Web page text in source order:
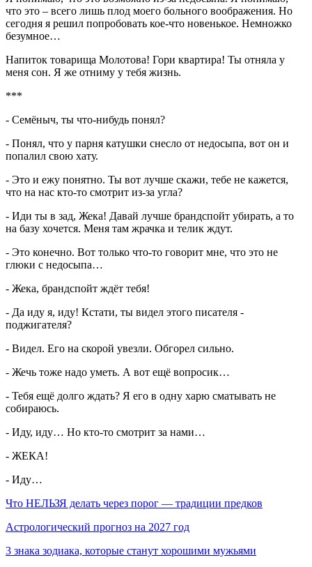
что это – всего лишь плод моего больного воображения. Но
сегодня я решил попробовать кое-что новенькое. Немножко
безумное…
Напиток товарища Молотова! Гори квартира! Ты отняла у
меня сон. Я же отниму у тебя жизнь.
***
- Семёныч, ты что-нибудь понял?
- Понял, что у парня катушки снесло от недосыпа, вот он и
попалил свою хату.
- Это и ежу понятно. Ты вот лучше скажи, тебе не кажется,
что на нас кто-то смотрит из-за угла?
- Иди ты в зад, Жека! Давай лучше брандспойт убирать, а то
на базу хочется. Меня там жрачка и телик ждут.
- Это конечно. Вот только что-то говорит мне, что это не
глюки с недосыпа…
- Жека, брандспойт ждёт тебя!
- Да иду я, иду! Кстати, ты видел этого писателя -
поджигателя?
- Видел. Его на скорой увезли. Обгорел сильно.
- Жечь тоже надо уметь. А вот ещё вопросик…
- Тебя ещё долго ждать? Я его в одну харю сматывать не
собираюсь.
- Иду, иду… Но кто-то смотрит за нами…
- ЖЕКА!
- Иду…
Что НЕЛЬЗЯ делать через порог — традиции предков
Астрологический прогноз на 2027 год
3 знака зодиака, которые станут хорошими мужьями